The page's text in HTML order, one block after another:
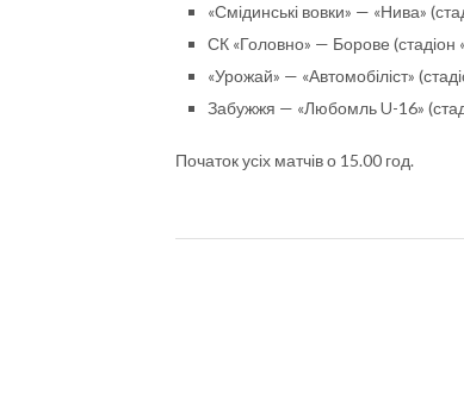
«Смідинські вовки» — «Нива»
СК «Головно» — Борове
«Урожай» — «Автомобіліст»
Забужжя — «Любомль U-16»
Початок усіх матчів о 15.00 год.